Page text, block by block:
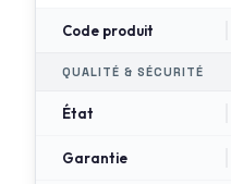
Code produit
QUALITÉ & SÉCURITÉ
État
Garantie